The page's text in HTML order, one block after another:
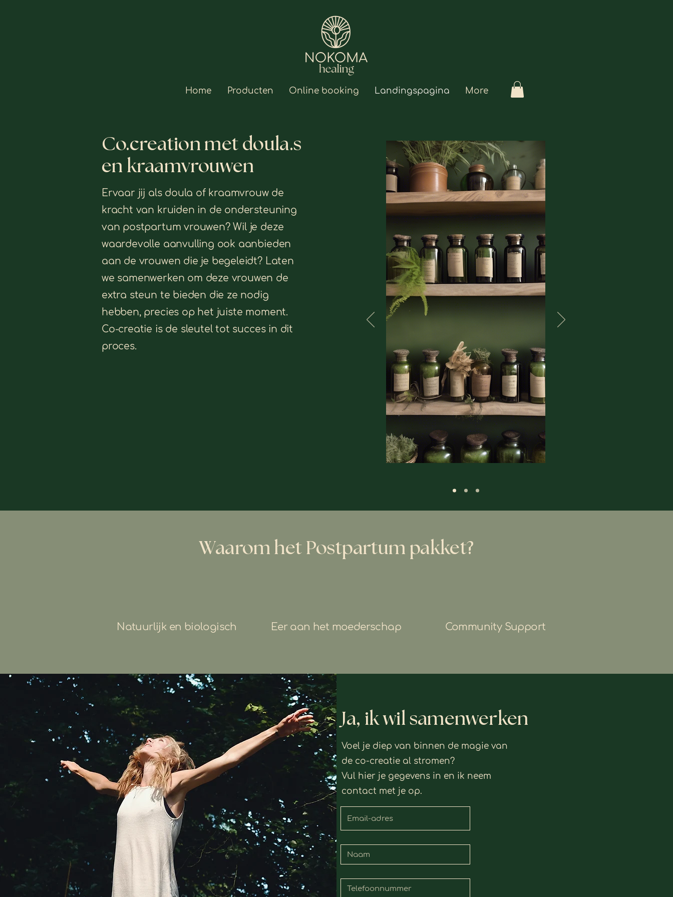
Home Producten Online booking Landingspagina More
Co.creation met doula.s
en kraamvrouwen
Ervaar jij als doula of kraamvrouw de
kracht van kruiden in de ondersteuning
van postpartum vrouwen? Wil je deze
waardevolle aanvulling ook aanbieden
aan de vrouwen die je begeleidt? Laten
we samenwerken om deze vrouwen de
extra steun te bieden die ze nodig
hebben, precies op het juiste moment.
Co-creatie is de sleutel tot succes in dit
proces.
Waarom het Postpartum pakket?
Natuurlijk en biologisch Eer aan het moederschap Community Support
Ja, ik wil samenwerken
Voel je diep van binnen de magie van
de co-creatie al stromen?
Vul hier je gegevens in en ik neem
contact met je op.